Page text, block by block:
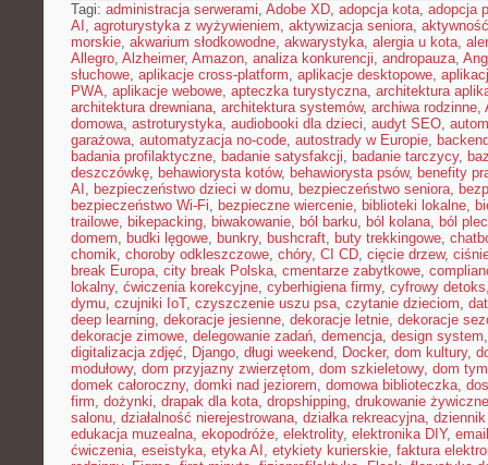
Tagi: administracja serwerami, Adobe XD, adopcja kota, adopcja
AI , agroturystyka z wyżywieniem, aktywizacja seniora,
morskie, akwarium słodkowodne, akwarystyka, alergia u kota,
Allegro, Alzheimer, Amazon, analiza konkurencji, andropauza,
słuchowe, aplikacje cross-platform, aplikacje desktopowe,
PWA, aplikacje webowe, apteczka turystyczna, architektura
architektura drewniana, architektura systemów, archiwa rodzinne,
domowa, astroturystyka, audiobooki dla dzieci, audyt SEO,
garażowa, automatyzacja no-code, autostrady w Europie,
badania profilaktyczne, badanie satysfakcji, badanie tarczycy,
deszczówkę, behawiorysta kotów, behawiorysta psów, benefity
AI , bezpieczeństwo dzieci w domu, bezpieczeństwo seniora,
bezpieczeństwo Wi-Fi, bezpieczne wiercenie, biblioteki lokalne,
trailowe, bikepacking, biwakowanie, ból barku, ból kolana, ból
domem, budki lęgowe, bunkry, bushcraft, buty trekkingowe,
chomik, choroby odkleszczowe, chóry, CI CD, cięcie drzew,
break Europa, city break Polska, cmentarze zabytkowe,
lokalny, ćwiczenia korekcyjne, cyberhigiena firmy, cyfrowy detoks
dymu, czujniki IoT, czyszczenie uszu psa, czytanie dzieciom,
deep learning, dekoracje jesienne, dekoracje letnie, dekoracje
dekoracje zimowe, delegowanie zadań, demencja, design system
digitalizacja zdjęć, Django, długi weekend, Docker, dom kultury,
modułowy, dom przyjazny zwierzętom, dom szkieletowy, dom
domek całoroczny, domki nad jeziorem, domowa biblioteczka,
firm, dożynki, drapak dla kota, dropshipping, drukowanie żywiczne
salonu, działalność nierejestrowana, działka rekreacyjna,
edukacja muzealna, ekopodróże, elektrolity, elektronika DIY,
ćwiczenia, eseistyka, etyka AI , etykiety kurierskie, faktura